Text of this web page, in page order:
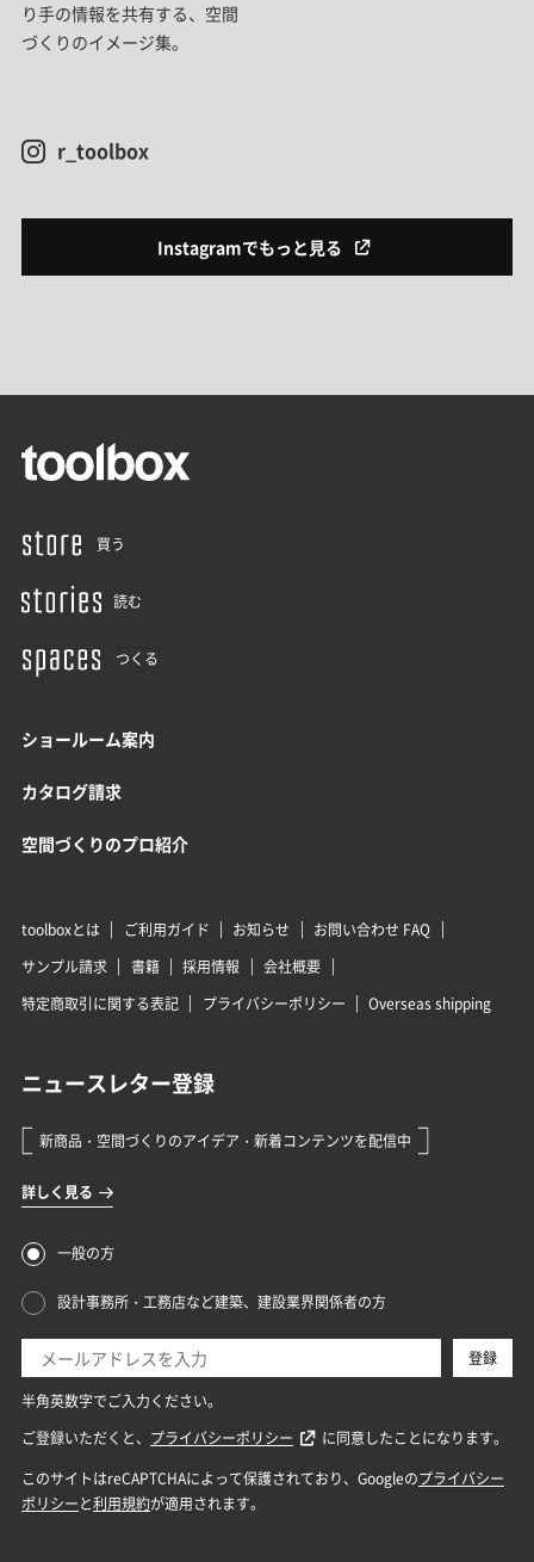
り手の情報を共有する、空間
づくりのイメージ集。
r_toolbox
Instagramでもっと見る
買う
読む
つくる
ショールーム案内
カタログ請求
空間づくりのプロ紹介
toolboxとは ご利用ガイド お知らせ
お問い合わせ FAQ
サンプル請求
書籍 採用情報
会社概要
特定商取引に関する表記
プライバシーポリシー Overseas shipping